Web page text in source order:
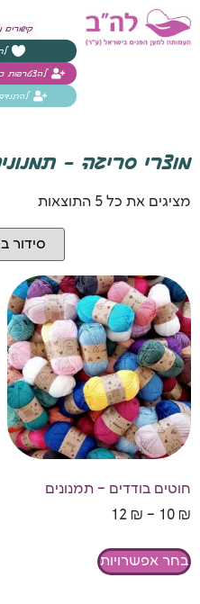
קישורים
להצטרפות
מוצרי סריגה -
מציגים את כל ⁦5⁩ התוצאות
חוטים בודדים – תמנונים
10 ₪
–
12 ₪
בחר אפשרויות